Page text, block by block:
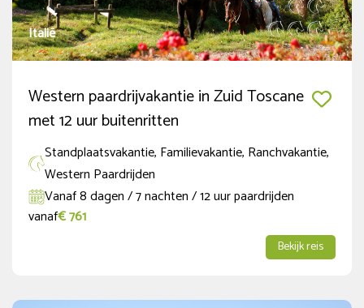
Standplaatsvakantie
(32)
Safari te paard in Afrika
(1)
Meer tonen
Land
Argentinië
Bosnië en Herzegovina
(3)
(6)
Italië
Western paardrijvakantie in Zuid Toscane
met 12 uur buitenritten
Standplaatsvakantie, Familievakantie, Ranchvakantie,
Western Paardrijden
Vanaf 8 dagen / 7 nachten / 12 uur paardrijden
vanaf€ 761
Bekijk reis